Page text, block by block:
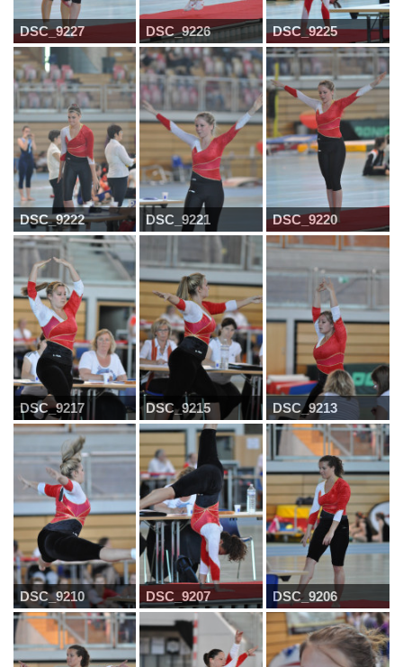
DSC_9227 DSC_9226 DSC_9225
DSC_9222 DSC_9221 DSC_9220
DSC_9217 DSC_9215 DSC_9213
DSC_9210 DSC_9207 DSC_9206